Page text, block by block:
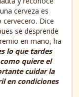
cerveza es
cervecero. Dice
se desprende
en mano, ha
lo que tardes
quiere el
cuidar la
en condiciones